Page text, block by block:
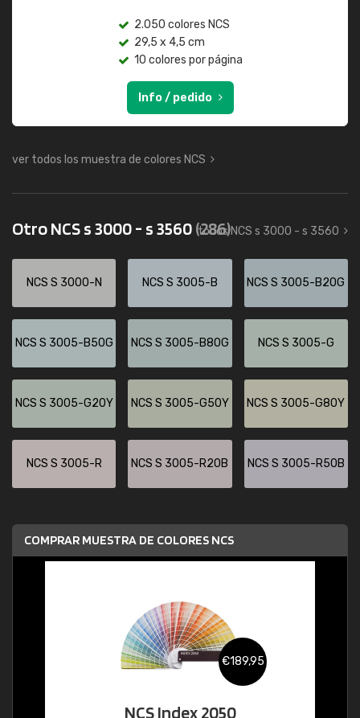
2.050 colores NCS
29,5 x 4,5 cm
10 colores por página
Info / pedido
ver todos los muestra de colores NCS
Otro NCS s 3000 - s 3560(286)
todos NCS s 3000 - s 3560
NCS S 3000-N NCS S 3005-B NCS S 3005-B20G
NCS S 3005-B50G NCS S 3005-B80G NCS S 3005-G
NCS S 3005-G20Y NCS S 3005-G50Y NCS S 3005-G80Y
NCS S 3005-R NCS S 3005-R20B NCS S 3005-R50B
COMPRAR MUESTRA DE COLORES NCS
€189,95
NCS Index 2050